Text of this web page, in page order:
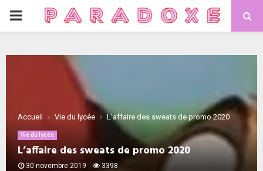
PRIMARY
Accueil Vie du lycée L’affaire des sweats de promo 2020
Vie du lycée
L’affaire des sweats de promo 2020
30 novembre 2019 3398